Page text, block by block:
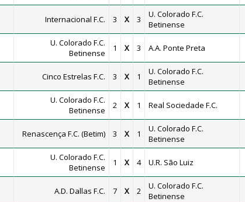
Internacional F.C. 3 X 3
U. Colorado F.C.
Betinense
U. Colorado F.C.
Betinense
1 X 3 A.A. Ponte Preta
Cinco Estrelas F.C. 3 X 1
U. Colorado F.C.
Betinense
U. Colorado F.C.
Betinense
2 X 1 Real Sociedade F.C.
Renascença F.C. (Betim) 3 X 1
U. Colorado F.C.
Betinense
U. Colorado F.C.
Betinense
1 X 4 U.R. São Luiz
A.D. Dallas F.C. 7 X 2
U. Colorado F.C.
Betinense